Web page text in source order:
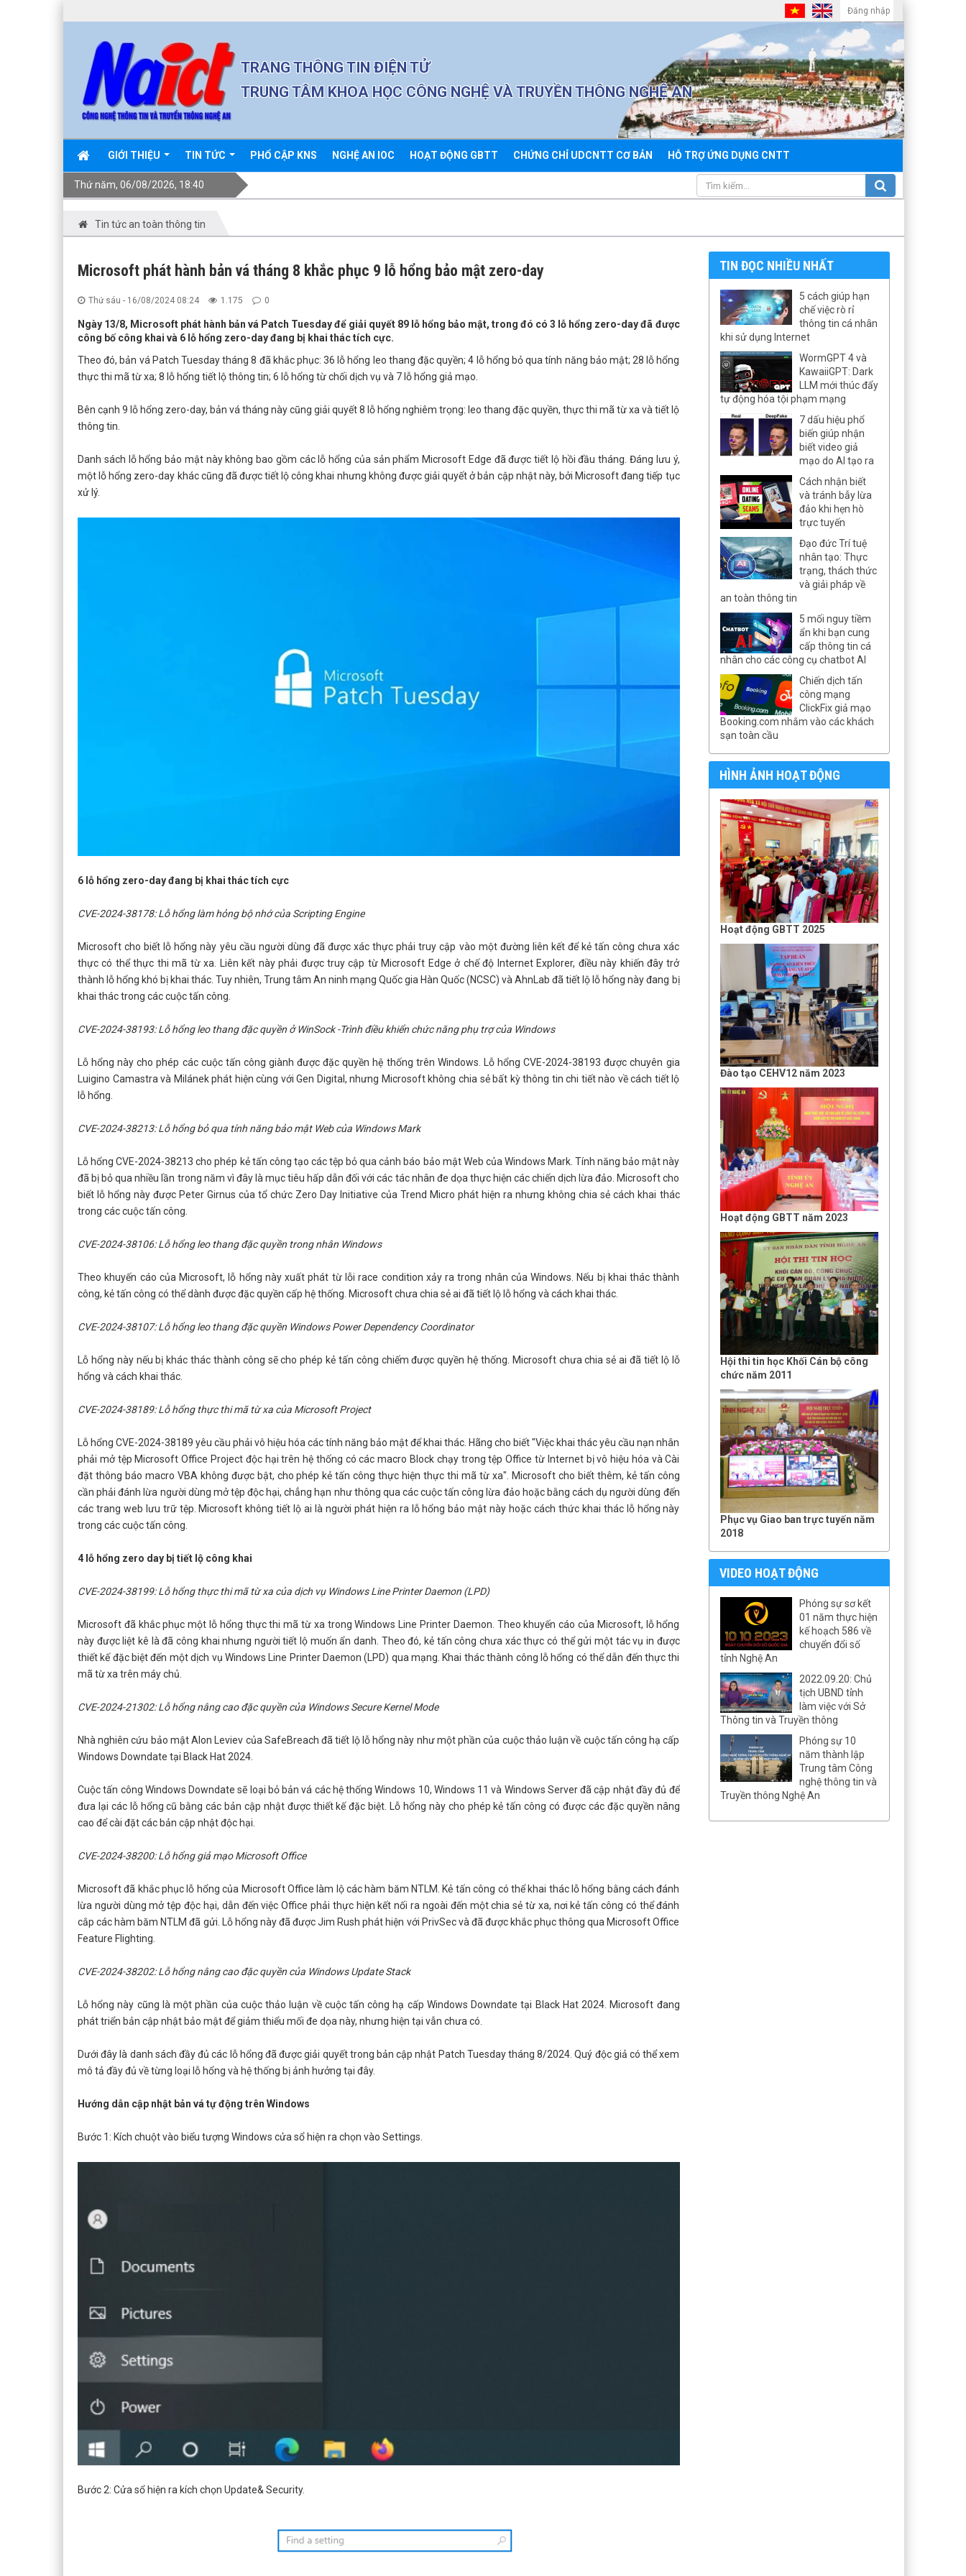
TRANG THÔNG TIN ĐIỆN TỬ
TRUNG TÂM KHOA HỌC CÔNG NGHỆ VÀ TRUYỀN THÔNG NGHỆ AN
GIỚI THIỆU TIN TỨC PHỔ CẬP KNS NGHỆ AN IOC HOẠT ĐỘNG GBTT CHỨNG CHỈ UDCNTT CƠ BẢN HỖ TRỢ ỨNG DỤNG CNTT
Thứ năm, 06/08/2026, 18:40
Đăng nhập
Tin tức an toàn thông tin
Microsoft phát hành bản vá tháng 8 khắc phục 9 lỗ hổng bảo mật zero-day
Thứ sáu - 16/08/2024 08:24 1.175 0
Ngày 13/8, Microsoft phát hành bản vá Patch Tuesday để giải quyết 89 lỗ hổng bảo mật, trong đó có 3 lỗ hổng zero-day đã được
công bố công khai và 6 lỗ hổng zero-day đang bị khai thác tích cực.
Theo đó, bản vá Patch Tuesday tháng 8 đã khắc phục: 36 lỗ hổng leo thang đặc quyền; 4 lỗ hổng bỏ qua tính năng bảo mật; 28 lỗ hổng
thực thi mã từ xa; 8 lỗ hổng tiết lộ thông tin; 6 lỗ hổng từ chối dịch vụ và 7 lỗ hổng giả mạo.
Bên cạnh 9 lỗ hổng zero-day, bản vá tháng này cũng giải quyết 8 lỗ hổng nghiêm trọng: leo thang đặc quyền, thực thi mã từ xa và tiết lộ
thông tin.
Danh sách lỗ hổng bảo mật này không bao gồm các lỗ hổng của sản phẩm Microsoft Edge đã được tiết lộ hồi đầu tháng. Đáng lưu ý,
một lỗ hổng zero-day khác cũng đã được tiết lộ công khai nhưng không được giải quyết ở bản cập nhật này, bởi Microsoft đang tiếp tục
xử lý.
6 lỗ hổng zero-day đang bị khai thác tích cực
CVE-2024-38178: Lỗ hổng làm hỏng bộ nhớ của Scripting Engine
Microsoft cho biết lỗ hổng này yêu cầu người dùng đã được xác thực phải truy cập vào một đường liên kết để kẻ tấn công chưa xác
thực có thể thực thi mã từ xa. Liên kết này phải được truy cập từ Microsoft Edge ở chế độ Internet Explorer, điều này khiến đây trở
thành lỗ hổng khó bị khai thác. Tuy nhiên, Trung tâm An ninh mạng Quốc gia Hàn Quốc (NCSC) và AhnLab đã tiết lộ lỗ hổng này đang bị
khai thác trong các cuộc tấn công.
CVE-2024-38193: Lỗ hổng leo thang đặc quyền ở WinSock -Trình điều khiển chức năng phụ trợ của Windows
Lỗ hổng này cho phép các cuộc tấn công giành được đặc quyền hệ thống trên Windows. Lỗ hổng CVE-2024-38193 được chuyên gia
Luigino Camastra và Milánek phát hiện cùng với Gen Digital, nhưng Microsoft không chia sẻ bất kỳ thông tin chi tiết nào về cách tiết lộ
lỗ hổng.
CVE-2024-38213: Lỗ hổng bỏ qua tính năng bảo mật Web của Windows Mark
Lỗ hổng CVE-2024-38213 cho phép kẻ tấn công tạo các tệp bỏ qua cảnh báo bảo mật Web của Windows Mark. Tính năng bảo mật này
đã bị bỏ qua nhiều lần trong năm vì đây là mục tiêu hấp dẫn đối với các tác nhân đe dọa thực hiện các chiến dịch lừa đảo. Microsoft cho
biết lỗ hổng này được Peter Girnus của tổ chức Zero Day Initiative của Trend Micro phát hiện ra nhưng không chia sẻ cách khai thác
trong các cuộc tấn công.
CVE-2024-38106: Lỗ hổng leo thang đặc quyền trong nhân Windows
Theo khuyến cáo của Microsoft, lỗ hổng này xuất phát từ lỗi race condition xảy ra trong nhân của Windows. Nếu bị khai thác thành
công, kẻ tấn công có thể dành được đặc quyền cấp hệ thống. Microsoft chưa chia sẻ ai đã tiết lộ lỗ hổng và cách khai thác.
CVE-2024-38107: Lỗ hổng leo thang đặc quyền Windows Power Dependency Coordinator
Lỗ hổng này nếu bị khác thác thành công sẽ cho phép kẻ tấn công chiếm được quyền hệ thống. Microsoft chưa chia sẻ ai đã tiết lộ lỗ
hổng và cách khai thác.
CVE-2024-38189: Lỗ hổng thực thi mã từ xa của Microsoft Project
Lỗ hổng CVE-2024-38189 yêu cầu phải vô hiệu hóa các tính năng bảo mật để khai thác. Hãng cho biết "Việc khai thác yêu cầu nạn nhân
phải mở tệp Microsoft Office Project độc hại trên hệ thống có các macro Block chạy trong tệp Office từ Internet bị vô hiệu hóa và Cài
đặt thông báo macro VBA không được bật, cho phép kẻ tấn công thực hiện thực thi mã từ xa". Microsoft cho biết thêm, kẻ tấn công
cần phải đánh lừa người dùng mở tệp độc hại, chẳng hạn như thông qua các cuộc tấn công lừa đảo hoặc bằng cách dụ người dùng đến
các trang web lưu trữ tệp. Microsoft không tiết lộ ai là người phát hiện ra lỗ hổng bảo mật này hoặc cách thức khai thác lỗ hổng này
trong các cuộc tấn công.
4 lỗ hổng zero day bị tiết lộ công khai
CVE-2024-38199: Lỗ hổng thực thi mã từ xa của dịch vụ Windows Line Printer Daemon (LPD)
Microsoft đã khắc phục một lỗ hổng thực thi mã từ xa trong Windows Line Printer Daemon. Theo khuyến cáo của Microsoft, lỗ hổng
này được liệt kê là đã công khai nhưng người tiết lộ muốn ẩn danh. Theo đó, kẻ tấn công chưa xác thực có thể gửi một tác vụ in được
thiết kế đặc biệt đến một dịch vụ Windows Line Printer Daemon (LPD) qua mạng. Khai thác thành công lỗ hổng có thể dẫn đến thực thi
mã từ xa trên máy chủ.
CVE-2024-21302: Lỗ hổng nâng cao đặc quyền của Windows Secure Kernel Mode
Nhà nghiên cứu bảo mật Alon Leviev của SafeBreach đã tiết lộ lỗ hổng này như một phần của cuộc thảo luận về cuộc tấn công hạ cấp
Windows Downdate tại Black Hat 2024.
Cuộc tấn công Windows Downdate sẽ loại bỏ bản vá các hệ thống Windows 10, Windows 11 và Windows Server đã cập nhật đầy đủ để
đưa lại các lỗ hổng cũ bằng các bản cập nhật được thiết kế đặc biệt. Lỗ hổng này cho phép kẻ tấn công có được các đặc quyền nâng
cao để cài đặt các bản cập nhật độc hại.
CVE-2024-38200: Lỗ hổng giả mạo Microsoft Office
Microsoft đã khắc phục lỗ hổng của Microsoft Office làm lộ các hàm băm NTLM. Kẻ tấn công có thể khai thác lỗ hổng bằng cách đánh
lừa người dùng mở tệp độc hại, dẫn đến việc Office phải thực hiện kết nối ra ngoài đến một chia sẻ từ xa, nơi kẻ tấn công có thể đánh
cắp các hàm băm NTLM đã gửi. Lỗ hổng này đã được Jim Rush phát hiện với PrivSec và đã được khắc phục thông qua Microsoft Office
Feature Flighting.
CVE-2024-38202: Lỗ hổng nâng cao đặc quyền của Windows Update Stack
Lỗ hổng này cũng là một phần của cuộc thảo luận về cuộc tấn công hạ cấp Windows Downdate tại Black Hat 2024. Microsoft đang
phát triển bản cập nhật bảo mật để giảm thiểu mối đe dọa này, nhưng hiện tại vẫn chưa có.
Dưới đây là danh sách đầy đủ các lỗ hổng đã được giải quyết trong bản cập nhật Patch Tuesday tháng 8/2024. Quý độc giả có thể xem
mô tả đầy đủ về từng loại lỗ hổng và hệ thống bị ảnh hưởng tại đây.
Hướng dẫn cập nhật bản vá tự động trên Windows
Bước 1: Kích chuột vào biểu tượng Windows cửa sổ hiện ra chọn vào Settings.
Bước 2: Cửa sổ hiện ra kích chọn Update& Security.
TIN ĐỌC NHIỀU NHẤT
5 cách giúp hạn
chế việc rò rỉ
thông tin cá nhân
khi sử dụng Internet
WormGPT 4 và
KawaiiGPT: Dark
LLM mới thúc đẩy
tự động hóa tội phạm mạng
7 dấu hiệu phổ
biến giúp nhận
biết video giả
mạo do AI tạo ra
Cách nhận biết
và tránh bẫy lừa
đảo khi hẹn hò
trực tuyến
Đạo đức Trí tuệ
nhân tạo: Thực
trạng, thách thức
và giải pháp về
an toàn thông tin
5 mối nguy tiềm
ẩn khi bạn cung
cấp thông tin cá
nhân cho các công cụ chatbot AI
Chiến dịch tấn
công mạng
ClickFix giả mạo
Booking.com nhắm vào các khách
sạn toàn cầu
HÌNH ẢNH HOẠT ĐỘNG
Hoạt động GBTT 2025
Đào tạo CEHV12 năm 2023
Hoạt động GBTT năm 2023
Hội thi tin học Khối Cán bộ công
chức năm 2011
Phục vụ Giao ban trực tuyến năm
2018
VIDEO HOẠT ĐỘNG
Phóng sự sơ kết
01 năm thực hiện
kế hoạch 586 về
chuyển đổi số
tỉnh Nghệ An
2022.09.20: Chủ
tịch UBND tỉnh
làm việc với Sở
Thông tin và Truyền thông
Phóng sự 10
năm thành lập
Trung tâm Công
nghệ thông tin và
Truyền thông Nghệ An